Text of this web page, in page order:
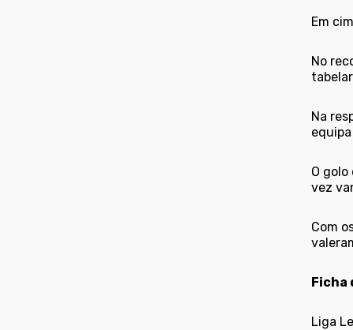
Em
No
Na
O
vez
Com
Ficha
Liga